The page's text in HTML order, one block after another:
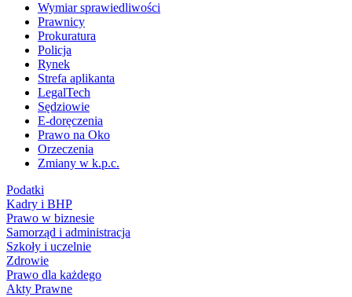
Wymiar sprawiedliwości
Prawnicy
Prokuratura
Policja
Rynek
Strefa aplikanta
LegalTech
Sędziowie
E-doręczenia
Prawo na Oko
Orzeczenia
Zmiany w k.p.c.
Podatki
Kadry i BHP
Prawo w biznesie
Samorząd i administracja
Szkoły i uczelnie
Zdrowie
Prawo dla każdego
Akty Prawne